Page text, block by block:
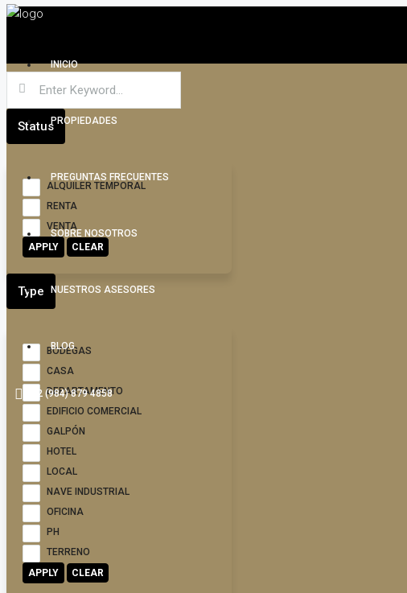
INICIO
PROPIEDADES
PREGUNTAS FRECUENTES
SOBRE NOSOTROS
NUESTROS ASESORES
BLOG
+52 (984) 879 4858
Status
ALQUILER TEMPORAL
RENTA
VENTA
APPLY
CLEAR
Type
BODEGAS
CASA
DEPARTAMENTO
EDIFICIO COMERCIAL
GALPÓN
HOTEL
LOCAL
NAVE INDUSTRIAL
OFICINA
PH
TERRENO
APPLY
CLEAR